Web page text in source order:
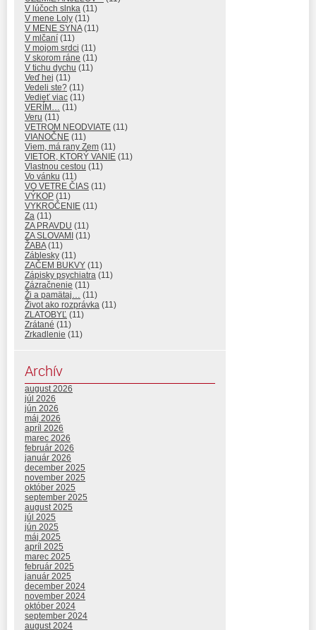
V lúčoch slnka (11)
V mene Loly (11)
V MENE SYNA(11)
V mlčaní (11)
V mojom srdci (11)
V skorom ráne (11)
V tichu dychu (11)
Veď hej (11)
Vedeli ste? (11)
Vedieť viac (11)
VERÍM… (11)
Veru (11)
VETROM NEODVIATE (11)
VIANOČNE (11)
Viem, má rany Zem (11)
VIETOR, KTORÝ VANIE (11)
Vlastnou cestou (11)
Vo vánku (11)
VO VETRE ČIAS (11)
VÝKOP (11)
VYKROČENIE (11)
Za (11)
ZA PRAVDU (11)
ZA SLOVAMI (11)
ŽABA(11)
Záblesky (11)
ZAČEM BUKVY (11)
Zápisky psychiatra (11)
Zázračnenie (11)
Ži a pamätaj… (11)
Život ako rozprávka (11)
ZLATOBYĽ (11)
Zrátané (11)
Zrkadlenie (11)
Archív
august 2026
júl 2026
jún 2026
máj 2026
apríl 2026
marec 2026
február 2026
január 2026
december 2025
november 2025
október 2025
september 2025
august 2025
júl 2025
jún 2025
máj 2025
apríl 2025
marec 2025
február 2025
január 2025
december 2024
november 2024
október 2024
september 2024
august 2024